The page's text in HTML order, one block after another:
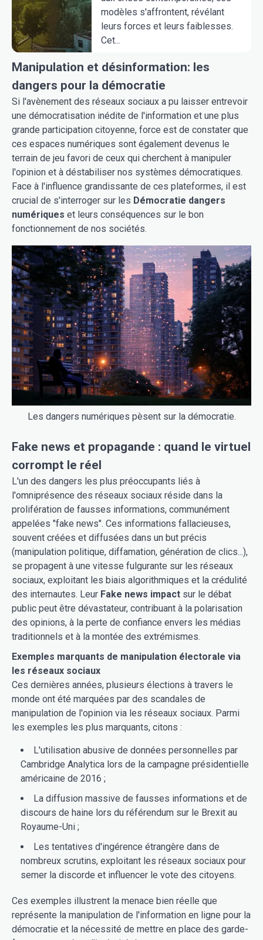
modèles s'affrontent, révélant
leurs forces et leurs faiblesses.
Cet...
Manipulation et désinformation: les
dangers pour la démocratie
Si l'avènement des réseaux sociaux a pu laisser entrevoir
une démocratisation inédite de l'information et une plus
grande participation citoyenne, force est de constater que
ces espaces numériques sont également devenus le
terrain de jeu favori de ceux qui cherchent à manipuler
l'opinion et à déstabiliser nos systèmes démocratiques.
Face à l'influence grandissante de ces plateformes, il est
crucial de s'interroger sur les Démocratie dangers
numériques et leurs conséquences sur le bon
fonctionnement de nos sociétés.
Les dangers numériques pèsent sur la démocratie.
Fake news et propagande : quand le virtuel
corrompt le réel
L'un des dangers les plus préoccupants liés à
l'omniprésence des réseaux sociaux réside dans la
prolifération de fausses informations, communément
appelées "fake news". Ces informations fallacieuses,
souvent créées et diffusées dans un but précis
(manipulation politique, diffamation, génération de clics...),
se propagent à une vitesse fulgurante sur les réseaux
sociaux, exploitant les biais algorithmiques et la crédulité
des internautes. Leur Fake news impact sur le débat
public peut être dévastateur, contribuant à la polarisation
des opinions, à la perte de confiance envers les médias
traditionnels et à la montée des extrémismes.
Exemples marquants de manipulation électorale via
les réseaux sociaux
Ces dernières années, plusieurs élections à travers le
monde ont été marquées par des scandales de
manipulation de l'opinion via les réseaux sociaux. Parmi
les exemples les plus marquants, citons :
L'utilisation abusive de données personnelles par
Cambridge Analytica lors de la campagne présidentielle
américaine de 2016 ;
La diffusion massive de fausses informations et de
discours de haine lors du référendum sur le Brexit au
Royaume-Uni ;
Les tentatives d'ingérence étrangère dans de
nombreux scrutins, exploitant les réseaux sociaux pour
semer la discorde et influencer le vote des citoyens.
Ces exemples illustrent la menace bien réelle que
représente la manipulation de l'information en ligne pour la
démocratie et la nécessité de mettre en place des garde-